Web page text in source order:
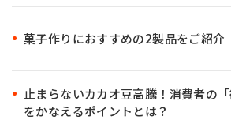
菓子作りにおすすめの2製品をご紹介
止まらないカカオ豆高騰！消費者の「
をかなえるポイントとは？